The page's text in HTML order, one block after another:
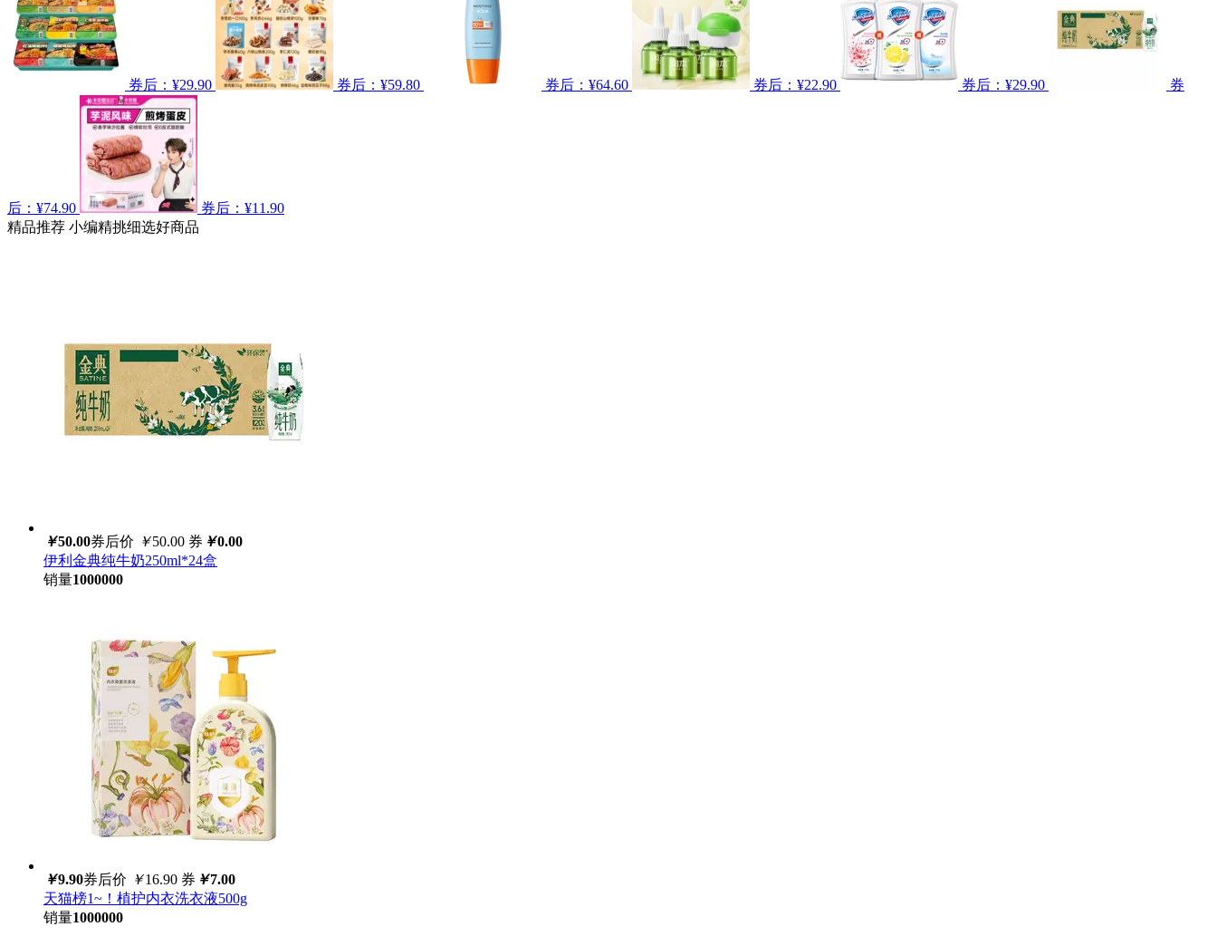
券后：¥29.90 券后：¥59.80 券后：¥64.60 券后：¥22.90 券后：¥29.90 券
后：¥74.90
券后：¥11.90
精品推荐 小编精挑细选好商品
￥50.00券后价 ￥50.00 券 ￥0.00
伊利金典纯牛奶250ml*24盒
销量1000000
￥9.90券后价 ￥16.90 券 ￥7.00
天猫榜1~！植护内衣洗衣液500g
销量1000000